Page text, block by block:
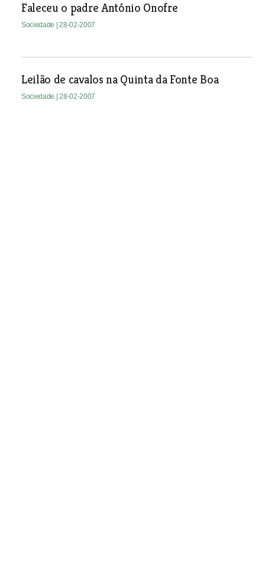
Faleceu o padre António Onofre
Sociedade | 28-02-2007
Leilão de cavalos na Quinta da Fonte Boa
Sociedade | 28-02-2007